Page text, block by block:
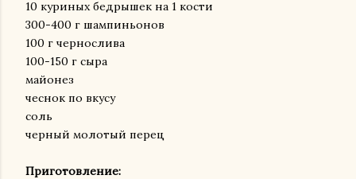
10 куриных бедрышек на 1 кости
300-400 г шампиньонов
100 г чернослива
100-150 г сыра
майонез
чеснок по вкусу
соль
черный молотый перец
Приготовление: